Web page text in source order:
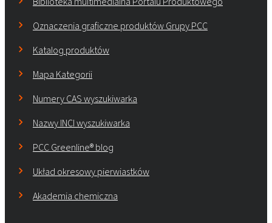
Oznaczenia graficzne produktów Grupy PCC
Katalog produktów
Mapa Kategorii
Numery CAS wyszukiwarka
Nazwy INCI wyszukiwarka
PCC Greenline® blog
Układ okresowy pierwiastków
Akademia chemiczna